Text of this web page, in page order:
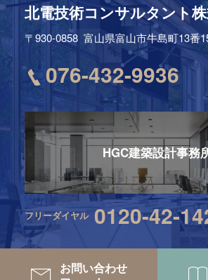
北電技術コンサルタント
〒930-0858 富山県富山市牛島町13番
076-432-9936
HGC建築設計事務
フリーダイヤル 0120-42-
お問い合わせ